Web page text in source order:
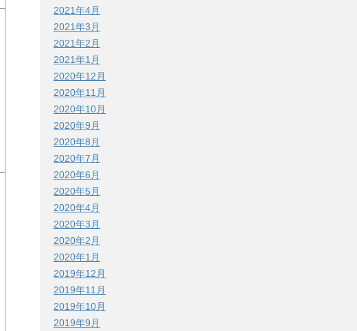
2021年4月
2021年3月
2021年2月
2021年1月
2020年12月
2020年11月
2020年10月
2020年9月
2020年8月
2020年7月
2020年6月
2020年5月
2020年4月
2020年3月
2020年2月
2020年1月
2019年12月
2019年11月
2019年10月
2019年9月